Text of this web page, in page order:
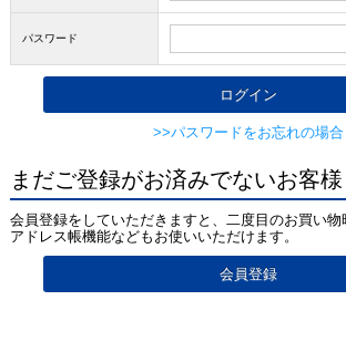
パスワード
>>パスワードをお忘れの場合
まだご登録がお済みでないお客様
会員登録をしていただきますと、二度目のお買い物
アドレス帳機能などもお使いいただけます。